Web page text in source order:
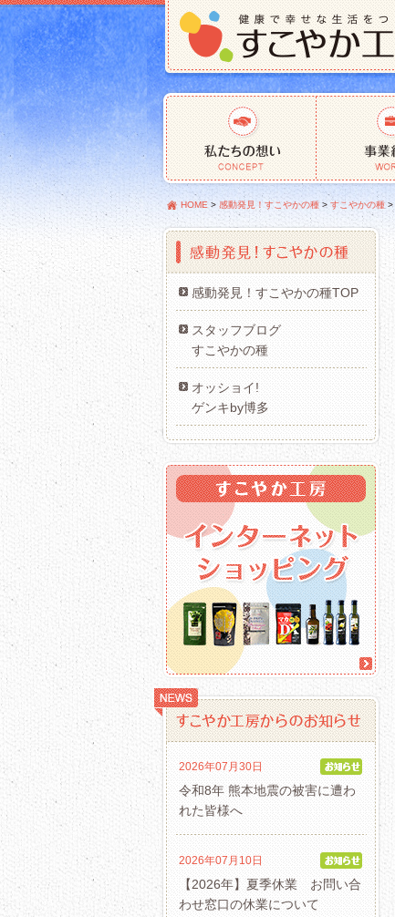
HOME > 感動発見！すこやかの種 > すこやかの種 >
感動発見！すこやかの種TOP
スタッフブログ
すこやかの種
オッショイ!
ゲンキby博多
2026年07月30日
令和8年 熊本地震の被害に遭わ
れた皆様へ
2026年07月10日
【2026年】夏季休業 お問い合
わせ窓口の休業について